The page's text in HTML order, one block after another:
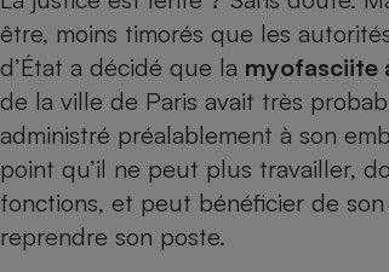
être, moins timorés que les
d’État a décidé que la myofasciite
de la ville de Paris avait très
administré préalablement à son
point qu’il ne peut plus travailler,
fonctions, et peut bénéficier de son
reprendre son poste.
Tous les comparateurs
Toutes les cartes interactives
Speedtest - Testez
connexion Internet